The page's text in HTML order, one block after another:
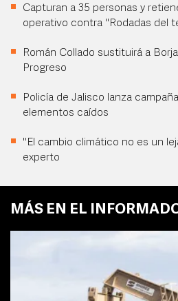
Capturan a 35 personas y
operativo contra "Rodadas del
Román Collado sustituirá a
Progreso
Policía de Jalisco lanza
elementos caídos
"El cambio climático no es un
experto
MÁS EN EL